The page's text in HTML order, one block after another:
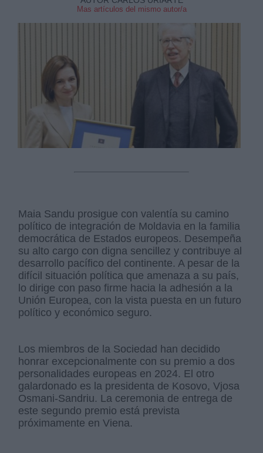
Mas artículos del mismo autor/a
Maia Sandu prosigue con valentía su camino
político de integración de Moldavia en la familia
democrática de Estados europeos. Desempeña
su alto cargo con digna sencillez y contribuye al
desarrollo pacífico del continente. A pesar de la
difícil situación política que amenaza a su país,
lo dirige con paso firme hacia la adhesión a la
Unión Europea, con la vista puesta en un futuro
político y económico seguro.
Los miembros de la Sociedad han decidido
honrar excepcionalmente con su premio a dos
personalidades europeas en 2024. El otro
galardonado es la presidenta de Kosovo, Vjosa
Osmani-Sandriu. La ceremonia de entrega de
este segundo premio está prevista
próximamente en Viena.